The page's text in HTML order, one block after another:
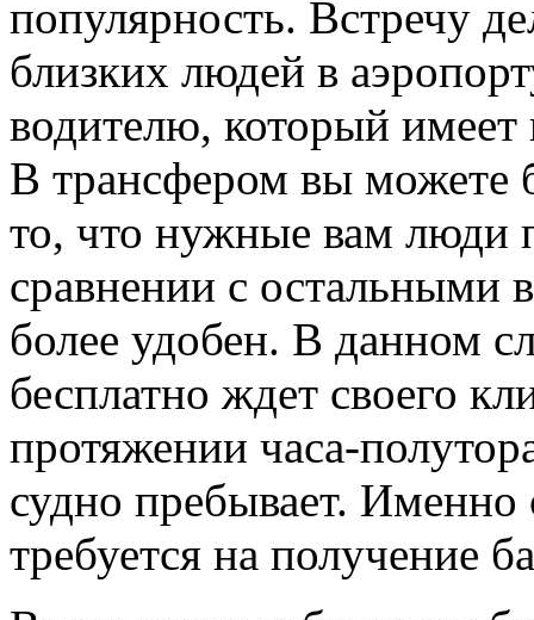
популярность. Встречу
близких людей в
водителю, который
В трансфером вы можете
то, что нужные вам люди
сравнении с остальными
более удобен. В данном
бесплатно ждет своего
протяжении часа-
судно пребывает.
требуется на получение